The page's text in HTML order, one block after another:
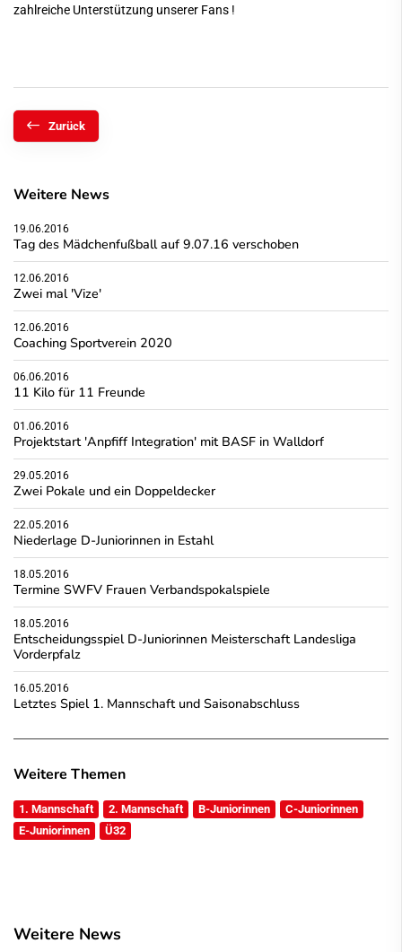
zahlreiche Unterstützung unserer Fans !
Zurück
Weitere News
19.06.2016
Tag des Mädchenfußball auf 9.07.16 verschoben
12.06.2016
Zwei mal 'Vize'
12.06.2016
Coaching Sportverein 2020
06.06.2016
11 Kilo für 11 Freunde
01.06.2016
Projektstart 'Anpfiff Integration' mit BASF in Walldorf
29.05.2016
Zwei Pokale und ein Doppeldecker
22.05.2016
Niederlage D-Juniorinnen in Estahl
18.05.2016
Termine SWFV Frauen Verbandspokalspiele
18.05.2016
Entscheidungsspiel D-Juniorinnen Meisterschaft Landesliga
Vorderpfalz
16.05.2016
Letztes Spiel 1. Mannschaft und Saisonabschluss
Weitere Themen
1. Mannschaft 2. Mannschaft B-Juniorinnen
C-Juniorinnen
E-Juniorinnen
Ü32
Weitere News